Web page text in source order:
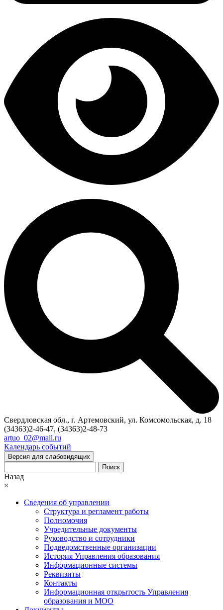
Свердловская обл., г. Артемовский, ул. Комсомольская, д. 18
(34363)2-46-47, (34363)2-48-73
artuo_02@mail.ru
Календарь событий
Версия для слабовидящих
Поиск
Назад
×
Сведения об управлении
Структура и регламент работы
Полномочия
Учредительные документы
Руководство и сотрудники
Подведомственные организации
История Управления образования
Информационные системы
Реквизиты
Контакты
Информационная открытость Управления
образования и МОО